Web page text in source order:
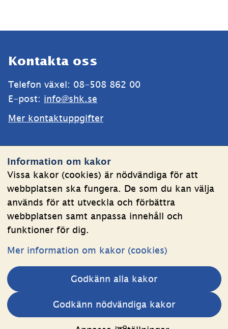
Information om kakor
Vissa kakor (cookies) är nödvändiga för att
webbplatsen ska fungera. De som du kan välja
används för att utveckla och förbättra
webbplatsen samt anpassa innehåll och
funktioner för dig.
Mer information om kakor (cookies)
Godkänn alla kakor
Godkänn nödvändiga kakor
Kontakta oss
Telefon växel: 08-508 862 00
E-post: info@shk.se
Mer kontaktuppgifter
Om kakor
Behandling av personuppgifter
Tillgänglighetsredogörelse
Följ oss
LinkedIn
(länk
webbplats,
Andra webbplatser
Länk till annan webbplats.